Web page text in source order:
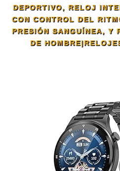
DEPORTIVO, RELOJ
CON CONTROL DEL
PRESIÓN SANGUÍNEA, Y
DE